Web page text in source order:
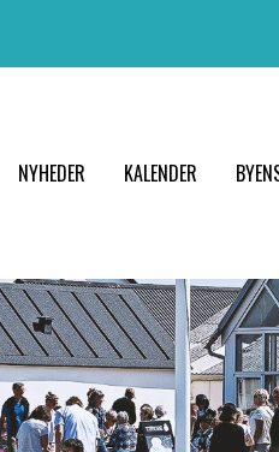
NYHEDER KALENDER